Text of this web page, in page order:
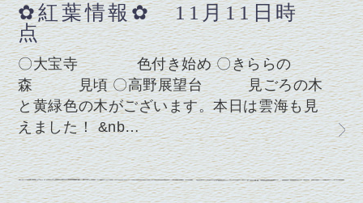
✿紅葉情報✿ 11月11日時
点
〇大宝寺 色付き始め 〇きららの
森 見頃 〇高野展望台 見ごろの木
と黄緑色の木がございます。本日は雲海も見
えました！ &nb…